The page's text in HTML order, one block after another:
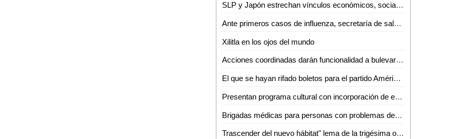
SLP y Japón estrechan vínculos económicos, sociales, culturales y turísticos
Ante primeros casos de influenza, secretaría de salud pide reforzar cuidados
Xilitla en los ojos del mundo
Acciones coordinadas darán funcionalidad a bulevar Río Santiago
El que se hayan rifado boletos para el partido América VS Atlético de san Luis, es señal de empatía
Presentan programa cultural con incorporación de espectáculos internacionales
Brigadas médicas para personas con problemas de salud llevarán a Tanlajás
Trascender del nuevo hábitat" lema de la trigésima octava Semana del Hábitat de la UASLP